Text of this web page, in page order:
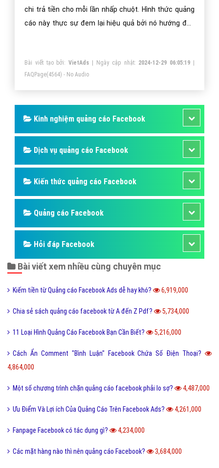
chi trả tiền cho mỗi lần nhấp chuột. Hình thức quảng
cáo này thực sự đem lại hiệu quả bởi nó hướng đến
những người thực sự có nhu cầu cần những thứ đó.
Bài viết tạo bởi:VietAds | Ngày cập nhật: 2024-12-29 06:05:19
FAQPage(4564) - No Audio
Kinh nghiệm quảng cáo Facebook
Dịch vụ quảng cáo Facebook
Kiến thức quảng cáo Facebook
Quảng cáo Facebook
Hỏi đáp Facebook
Bài viết xem nhiều cùng chuyên mục
Kiếm tiền từ Quảng cáo Facebook Ads dễ hay khó? 6,919,000
Chia sẻ sách quảng cáo facebook từ A đến Z Pdf? 5,734,000
11 Loại Hình Quảng Cáo Facebook Bạn Cần Biết? 5,216,000
Cách Ẩn Comment "Bình Luận" Facebook Chứa Số Điện Thoại?
4,864,000
Một số chương trình chặn quảng cáo facebook phải lo sợ? 4,487,000
Ưu Điểm Và Lợi ích Của Quảng Cáo Trên Facebook Ads? 4,261,000
Fanpage Facebook có tác dụng gì? 4,234,000
Các mặt hàng nào thì nên quảng cáo Facebook? 3,684,000